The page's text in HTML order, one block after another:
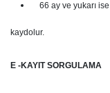
66 ay ve yukarı
kaydolur.
E -KAYIT SORGULAMA